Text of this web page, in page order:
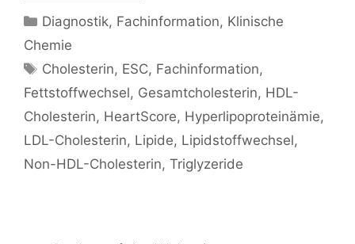
Kategorien
Diagnostik, Fachinformation, Klinische
Chemie
Schlagwörter
Cholesterin, ESC, Fachinformation,
Fettstoffwechsel, Gesamtcholesterin, HDL-
Cholesterin, HeartScore, Hyperlipoproteinämie,
LDL-Cholesterin, Lipide, Lipidstoffwechsel,
Non-HDL-Cholesterin, Triglyzeride